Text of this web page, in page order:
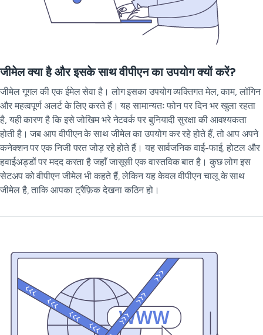
जीमेल क्या है और इसके साथ वीपीएन का उपयोग क्यों करें?
जीमेल गूगल की एक ईमेल सेवा है। लोग इसका उपयोग व्यक्तिगत मेल, काम, लॉगिन
और महत्वपूर्ण अलर्ट के लिए करते हैं। यह सामान्यतः फोन पर दिन भर खुला रहता
है, यही कारण है कि इसे जोखिम भरे नेटवर्क पर बुनियादी सुरक्षा की आवश्यकता
होती है। जब आप वीपीएन के साथ जीमेल का उपयोग कर रहे होते हैं, तो आप अपने
कनेक्शन पर एक निजी परत जोड़ रहे होते हैं। यह सार्वजनिक वाई-फाई, होटल और
हवाईअड्डों पर मदद करता है जहाँ जासूसी एक वास्तविक बात है। कुछ लोग इस
सेटअप को वीपीएन जीमेल भी कहते हैं, लेकिन यह केवल वीपीएन चालू के साथ
जीमेल है, ताकि आपका ट्रैफ़िक देखना कठिन हो।